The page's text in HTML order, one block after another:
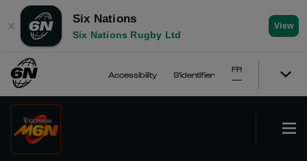
✕
Six Nations
Six Nations Rugby Ltd
View
Accessibility S'identifier
FR